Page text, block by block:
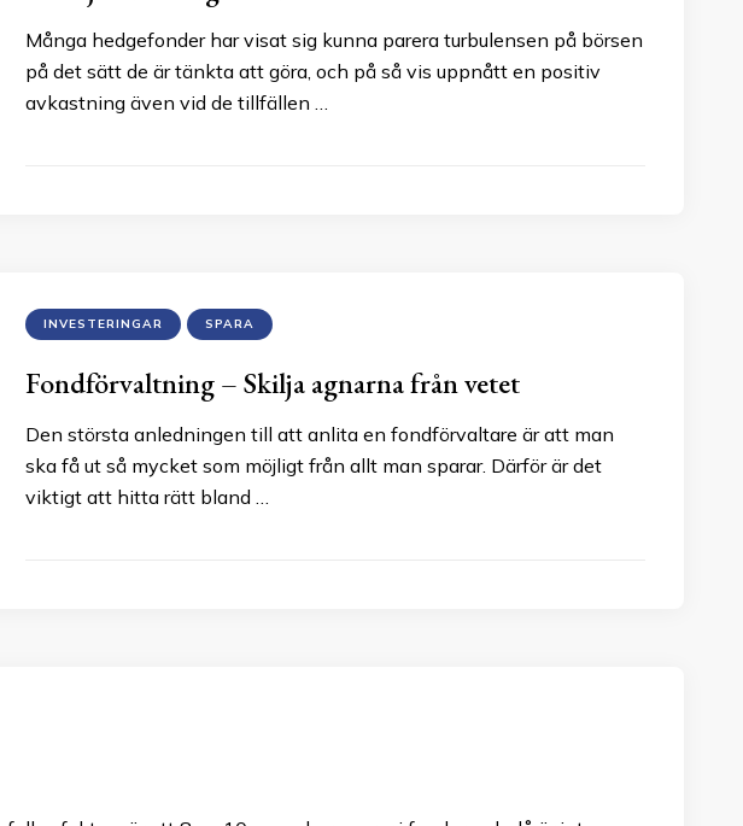
Många hedgefonder har visat sig kunna parera turbulensen på börsen
på det sätt de är tänkta att göra, och på så vis uppnått en positiv
avkastning även vid de tillfällen …
INVESTERINGAR SPARA
Fondförvaltning – Skilja agnarna från vetet
Den största anledningen till att anlita en fondförvaltare är att man
ska få ut så mycket som möjligt från allt man sparar. Därför är det
viktigt att hitta rätt bland …